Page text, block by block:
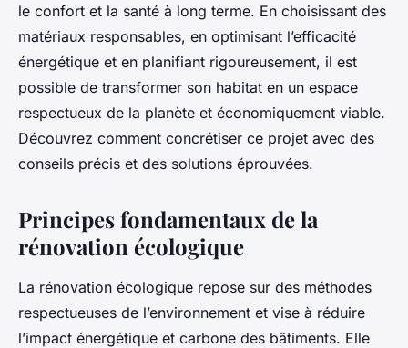
le confort et la santé à long terme. En choisissant des
matériaux responsables, en optimisant l’efficacité
énergétique et en planifiant rigoureusement, il est
possible de transformer son habitat en un espace
respectueux de la planète et économiquement viable.
Découvrez comment concrétiser ce projet avec des
conseils précis et des solutions éprouvées.
Principes fondamentaux de la
rénovation écologique
La rénovation écologique repose sur des méthodes
respectueuses de l’environnement et vise à réduire
l’impact énergétique et carbone des bâtiments. Elle